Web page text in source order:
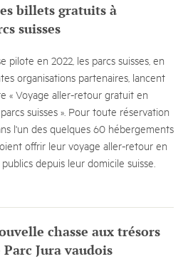
billets gratuits à
suisses
pilote en 2022, les parcs suisses, en
organisations partenaires, lancent
« Voyage aller-retour gratuit en
suisses ». Pour toute réservation
l'un des quelques 60 hébergements
offrir leur voyage aller-retour en
depuis leur domicile suisse.
chasse aux trésors
Jura vaudois